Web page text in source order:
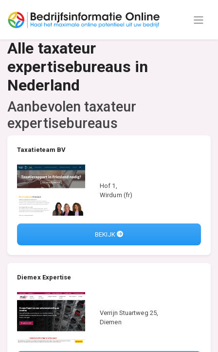
Alle taxateur
expertisebureaus in
Nederland
Aanbevolen taxateur
expertisebureaus
Taxatieteam BV
Hof 1,
Wirdum (fr)
BEKIJK
Diemex Expertise
Verrijn Stuartweg 25,
Diemen